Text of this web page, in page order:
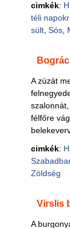
cimkék:
téli
sült, Sós,
A zúzát
félfőre
cimkék:
Zöldség
Virslis
A